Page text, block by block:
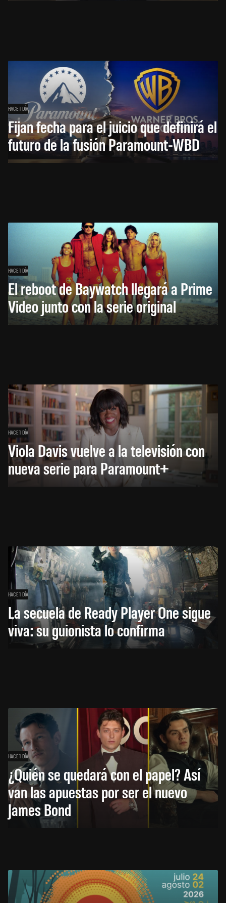
HACE 1 DÍA
Fijan fecha para el juicio que definirá el
futuro de la fusión Paramount-WBD
HACE 1 DÍA
El reboot de Baywatch llegará a Prime
Video junto con la serie original
HACE 1 DÍA
Viola Davis vuelve a la televisión con
nueva serie para Paramount+
HACE 1 DÍA
La secuela de Ready Player One sigue
viva: su guionista lo confirma
HACE 1 DÍA
¿Quién se quedará con el papel? Así
van las apuestas por ser el nuevo
James Bond